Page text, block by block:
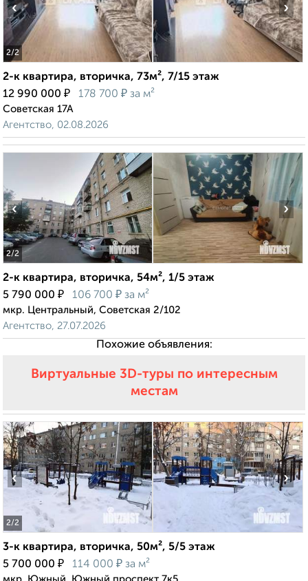
2/2
‹ ›
2-к квартира, вторичка, 73м², 7/15 этаж
12 990 000 ₽ 178 700 ₽ за м²
Советская 17А
Агентство, 02.08.2026
2/2
‹ ›
2-к квартира, вторичка, 54м², 1/5 этаж
5 790 000 ₽ 106 700 ₽ за м²
мкр. Центральный, Советская 2/102
Агентство, 27.07.2026
Похожие объявления:
Виртуальные 3D-туры по интересным
местам
2/2
‹ ›
3-к квартира, вторичка, 50м², 5/5 этаж
5 700 000 ₽ 114 000 ₽ за м²